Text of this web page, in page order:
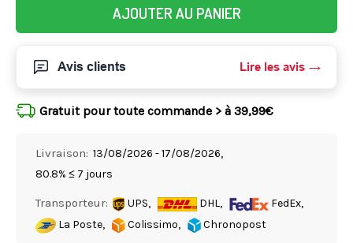
AJOUTER AU PANIER
Avis clients Lire les avis
Gratuit pour toute commande > à 39,99€
Livraison: 13/08/2026 - 17/08/2026,
80.8% ≤ 7 jours
Transporteur: UPS, DHL,
FedEx,
La Poste,
Colissimo, Chronopost